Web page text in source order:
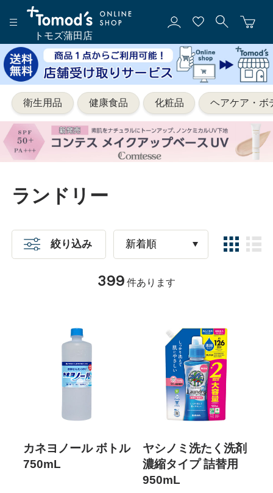
トモズ蒲田店
衛生用品 健康食品 化粧品 ヘアケア・ボ
ランドリー
絞り込み
399 件あります
カネヨノール ボトル
750mL
ヤシノミ洗たく洗剤
濃縮タイプ 詰替用
950mL